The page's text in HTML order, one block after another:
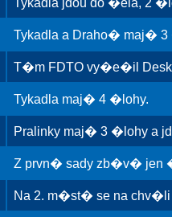
Tykadla a Draho� maj� 3
T�m FDTO vy�e�il
Tykadla maj� 4 �lohy.
Pralinky maj� 3 �lohy a
Z prvn� sady zb�v� jen
Na 2. m�st� se na